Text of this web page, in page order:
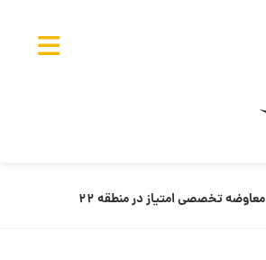
معاوضه تخصصی امتیاز در منطقه ۲۲